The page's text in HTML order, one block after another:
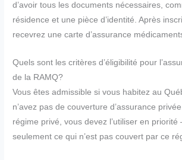
d’avoir tous les documents nécessaires,
résidence et une pièce d’identité. Après
recevrez une carte d’assurance
Quels sont les critères d’éligibilité pour
de la RAMQ?
Vous êtes admissible si vous habitez au
n’avez pas de couverture d’assurance
régime privé, vous devez l’utiliser en priorité
seulement ce qui n’est pas couvert par ce